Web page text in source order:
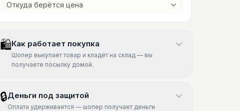
Откуда берётся цена
🛍Как работает покупка
Шопер выкупает товар и кладёт на склад — вы
получаете посылку домой.
🔒Деньги под защитой
Оплата удерживается — шопер получает деньги